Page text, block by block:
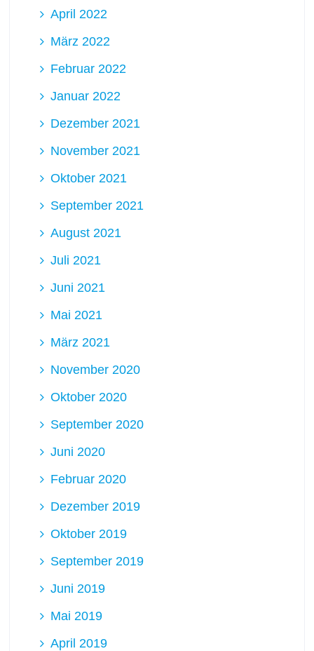
April 2022
März 2022
Februar 2022
Januar 2022
Dezember 2021
November 2021
Oktober 2021
September 2021
August 2021
Juli 2021
Juni 2021
Mai 2021
März 2021
November 2020
Oktober 2020
September 2020
Juni 2020
Februar 2020
Dezember 2019
Oktober 2019
September 2019
Juni 2019
Mai 2019
April 2019